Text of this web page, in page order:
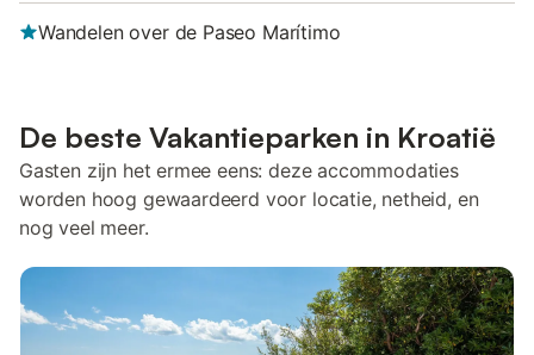
Wandelen over de Paseo Marítimo
De beste Vakantieparken in Kroatië
Gasten zijn het ermee eens: deze accommodaties
worden hoog gewaardeerd voor locatie, netheid, en
nog veel meer.